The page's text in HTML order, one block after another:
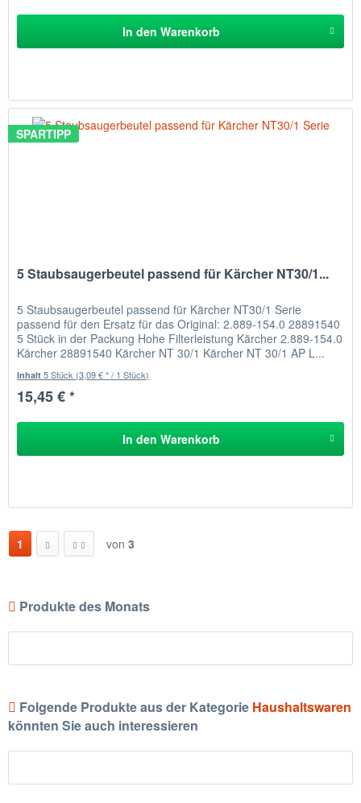
In den Warenkorb
SPARTIPP
5 Staubsaugerbeutel passend für Kärcher NT30/1...
5 Staubsaugerbeutel passend für Kärcher NT30/1 Serie
passend für den Ersatz für das Original: 2.889-154.0 28891540
5 Stück in der Packung Hohe Filterleistung Kärcher 2.889-154.0
Kärcher 28891540 Kärcher NT 30/1 Kärcher NT 30/1 AP L...
Inhalt5 Stück (3,09 € * / 1 Stück)
15,45 € *
In den Warenkorb
1 von 3
Produkte des Monats
Folgende Produkte aus der Kategorie Haushaltswaren
könnten Sie auch interessieren